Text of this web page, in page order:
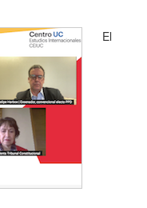
El